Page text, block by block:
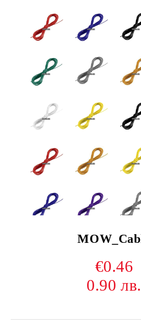
€0.46
0.90 лв.